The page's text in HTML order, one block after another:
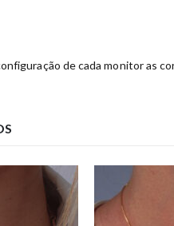
de cada monitor as